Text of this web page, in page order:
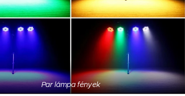
Par lámpa fények